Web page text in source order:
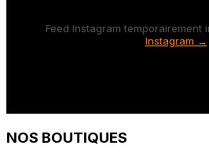
Feed Instagram temporairement
Instagram →
NOS BOUTIQUES